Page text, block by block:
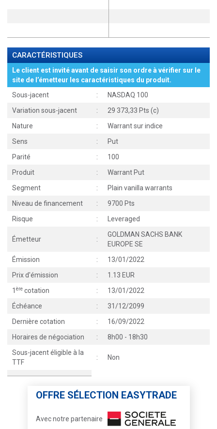
CARACTÉRISTIQUES
Le client est invité avant de saisir son ordre à vérifier sur le
site de l’émetteur les caractéristiques du produit.
Sous-jacent
:
NASDAQ 100
Variation sous-jacent
:
29 373,33 Pts (c)
Nature
:
Warrant sur indice
Sens
:
Put
Parité
:
100
Produit
:
Warrant Put
Segment
:
Plain vanilla warrants
Niveau de financement
:
9700 Pts
Risque
: Leveraged
Émetteur :
GOLDMAN SACHS BANK
EUROPE SE
Émission
:
13/01/2022
Prix d'émission
:
1.13 EUR
1 ère cotation :
13/01/2022
Échéance
:
31/12/2099
Dernière cotation
:
16/09/2022
Horaires de négociation
:
8h00 - 18h30
Sous-jacent éligible à la
TTF
: Non
OFFRE SÉLECTION EASYTRADE
Avec notre partenaire